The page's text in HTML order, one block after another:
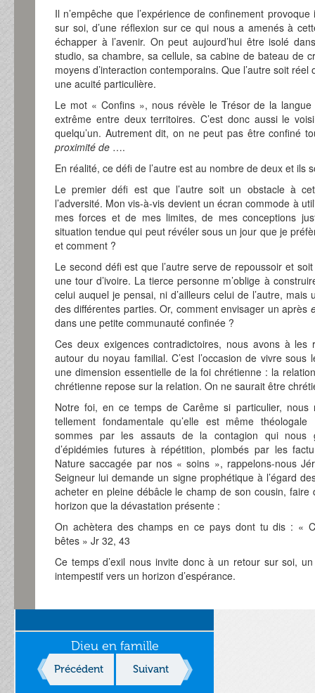
Il n’empêche que l’expérience de confinement
sur soi, d’une réflexion sur ce qui nous a amenés à
échapper à l’avenir. On peut aujourd’hui être isolé
studio, sa chambre, sa cellule, sa cabine de bateau de
moyens d’interaction contemporains. Que l’autre soit
une acuité particulière.
Le mot « Confins », nous révèle le Trésor de la langue
extrême entre deux territoires. C’est donc aussi le
quelqu’un. Autrement dit, on ne peut pas être confiné
proximité de ….
En réalité, ce défi de l’autre est au nombre de deux et ils
Le premier défi est que l’autre soit un obstacle à
l’adversité. Mon vis-à-vis devient un écran commode à
mes forces et de mes limites, de mes conceptions
situation tendue qui peut révéler sous un jour que je
et comment ?
Le second défi est que l’autre serve de repoussoir et
une tour d’ivoire. La tierce personne m’oblige à
celui auquel je pensai, ni d’ailleurs celui de l’autre,
des différentes parties. Or, comment envisager un après
dans une petite communauté confinée ?
Ces deux exigences contradictoires, nous avons à les
autour du noyau familial. C’est l’occasion de vivre
une dimension essentielle de la foi chrétienne : la
chrétienne repose sur la relation. On ne saurait être
Notre foi, en ce temps de Carême si particulier, nous
tellement fondamentale qu’elle est même
sommes par les assauts de la contagion qui nous
d’épidémies futures à répétition, plombés par les
Nature saccagée par nos « soins », rappelons-nous
Seigneur lui demande un signe prophétique à l’égard
acheter en pleine débâcle le champ de son cousin, faire
horizon que la dévastation présente :
On achètera des champs en ce pays dont tu dis : «
bêtes » Jr 32, 43
Ce temps d’exil nous invite donc à un retour sur soi,
intempestif vers un horizon d’espérance.
Dieu en famille
Précédent Suivant